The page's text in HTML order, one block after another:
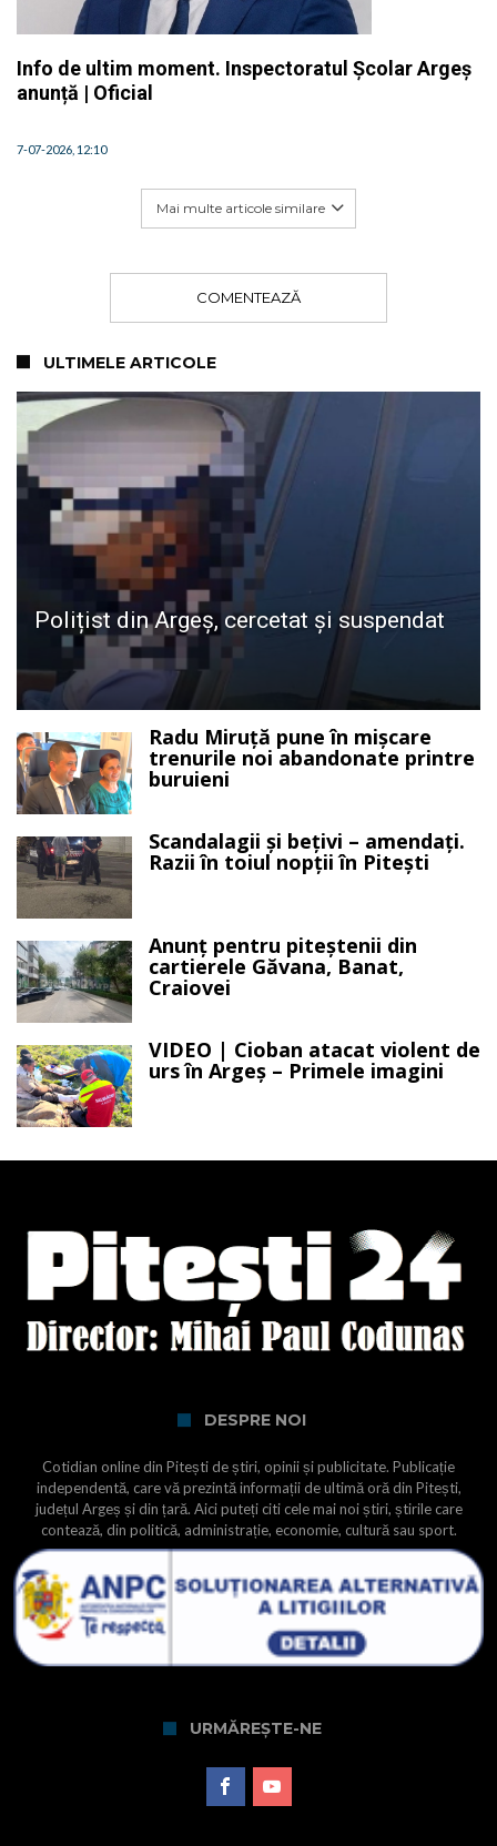
Info de ultim moment. Inspectoratul Școlar Argeș
anunță | Oficial
7-07-2026, 12:10
Mai multe articole similare
COMENTEAZĂ
ULTIMELE ARTICOLE
Polițist din Argeș, cercetat și suspendat
Radu Miruță pune în mișcare
trenurile noi abandonate printre
buruieni
Scandalagii și bețivi – amendați.
Razii în toiul nopții în Pitești
Anunț pentru piteștenii din
cartierele Găvana, Banat,
Craiovei
VIDEO | Cioban atacat violent de
urs în Argeș – Primele imagini
DESPRE NOI
Cotidian online din Pitești de știri, opinii și publicitate. Publicație
independentă, care vă prezintă informații de ultimă oră din Pitești,
județul Argeș și din țară. Aici puteți citi cele mai noi știri, știrile care
contează, din politică, administrație, economie, cultură sau sport.
URMĂREȘTE-NE